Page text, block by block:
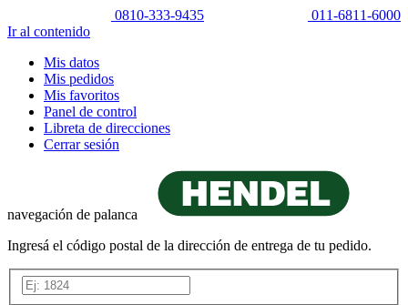
0810-333-9435
011-6811-6000
Ir al contenido
Mis datos
Mis pedidos
Mis favoritos
Panel de control
Libreta de direcciones
Cerrar sesión
navegación de palanca
Ingresá el código postal de la dirección de entrega de tu pedido.